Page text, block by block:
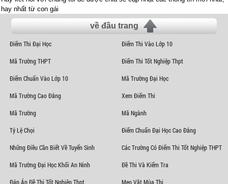
hay nhất từ con gái
về đầu trang
Điểm Thi Đại Học Điểm Thi Vào Lớp 10
Mã Trường THPT Điểm Thi Tốt Nghiệp Thpt
Điểm Chuẩn Vào Lớp 10 Mã Trường Đại Học
Mã Trường Cao Đẳng Xem Điểm Thi
Mã Trường Mã Ngành
Tỷ Lệ Chọi Điểm Chuẩn Đại Học Cao Đẳng
Những Điều Cần Biết Về Tuyển Sinh Các Trường Có Điểm Thi Tốt Nghiệp THPT
Mã Trường Đại Học Khối An Ninh Đề Thi Và Kiểm Tra
Đáp Án Đề Thi Tốt Nghiệp Thpt Mẹo Vặt Mùa Thi